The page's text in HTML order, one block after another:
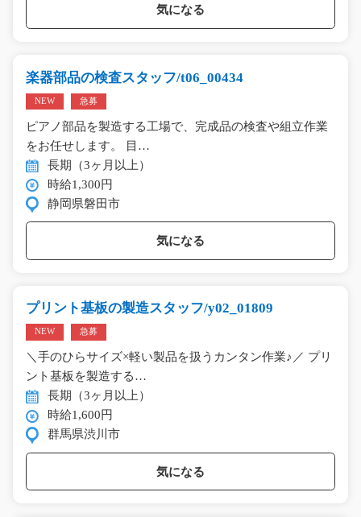
気になる
楽器部品の検査スタッフ/t06_00434
NEW 急募
ピアノ部品を製造する工場で、完成品の検査や組立作業
をお任せします。 目…
長期（3ヶ月以上）
時給1,300円
静岡県磐田市
気になる
プリント基板の製造スタッフ/y02_01809
NEW 急募
＼手のひらサイズ×軽い製品を扱うカンタン作業♪／ プリ
ント基板を製造する…
長期（3ヶ月以上）
時給1,600円
群馬県渋川市
気になる